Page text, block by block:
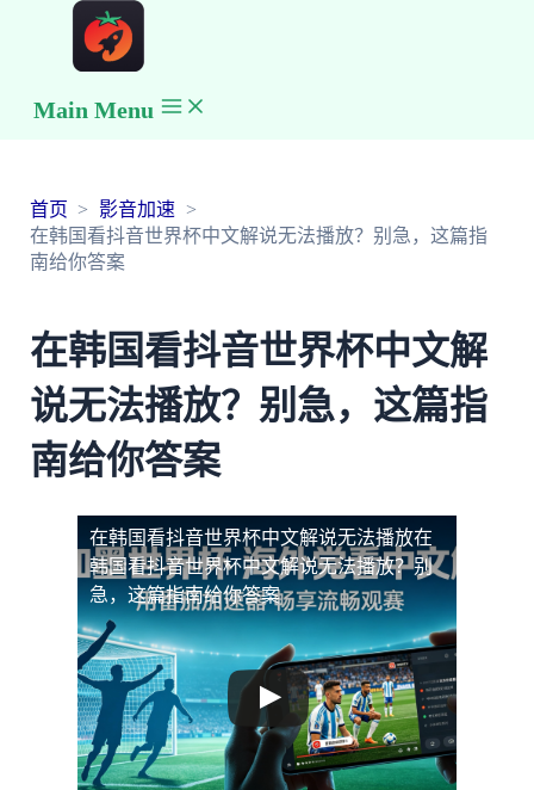
Main Menu
首页
影音加速
在韩国看抖音世界杯中文解说无法播放？别急，这篇指
南给你答案
在韩国看抖音世界杯中文解
说无法播放？别急，这篇指
南给你答案
在韩国看抖音世界杯中文解说无法播放在
韩国看抖音世界杯中文解说无法播放？别
急，这篇指南给你答案